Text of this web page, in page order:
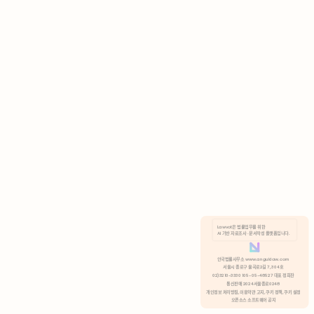
분석 쿠키 허용
Lawvot은 법률업무를 위한
AI 기반 자료조사 · 문서작성 플랫폼입니다.
안국법률사무소 www.anguklaw.com
서울시 종로구 율곡로2길 7, 304호
02)3210-3330 105-05-48527 대표 정희찬
통신판매 2024서울종로0248
개인정보 처리방침, 이용약관 고지, 쿠키 정책, 쿠키 설정
오픈소스 소프트웨어 공지